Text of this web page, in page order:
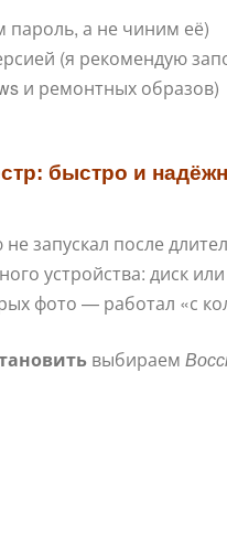
пароль, а не чиним её)
(я рекомендую
и ремонтных образов)
быстро и
запускал после
устройства: диск
фото — работал «с
выбираем